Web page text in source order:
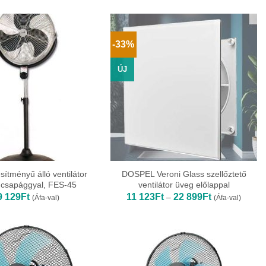
-
18
990Ft
-
30
álló ventilátor
FES-45
129Ft (Áfa-val)
-33%
ÚJ
DOSPEL Veroni Glass szellőztető
ventilátor üveg előlappal
11 123Ft – 22 899FtÁrtartomány:
11
(Áfa-val)